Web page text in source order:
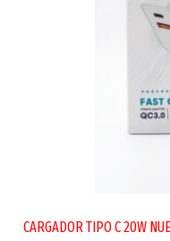
CARGADOR TIPO C 20W